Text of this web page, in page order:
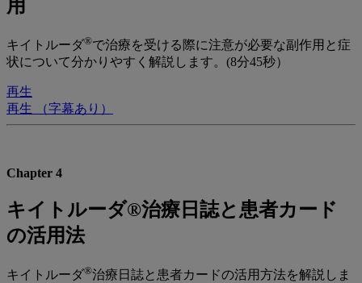
用
キイトルーダ®で治療を受ける際に注意が必要な副作用と症
状について分かりやすく解説します。(8分45秒）
再生
再生 （字幕あり）
Chapter 4
キイトルーダ®治療日誌と患者カード
の活用法
キイトルーダ®治療日誌と患者カードの活用方法を解説しま